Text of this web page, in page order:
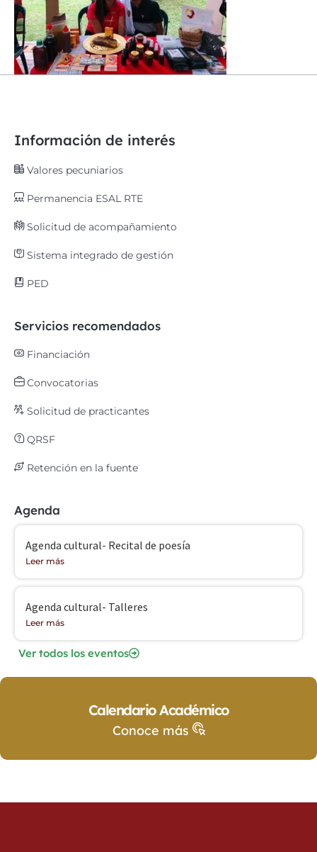
Información de interés
Valores pecuniarios
Permanencia ESAL RTE
Solicitud de acompañamiento
Sistema integrado de gestión
PED
Servicios recomendados
Financiación
Convocatorias
Solicitud de practicantes
QRSF
Retención en la fuente
Agenda
Agenda cultural- Recital de poesía
Leer más
Agenda cultural- Talleres
Leer más
Ver todos los eventos
Calendario Académico
Conoce más